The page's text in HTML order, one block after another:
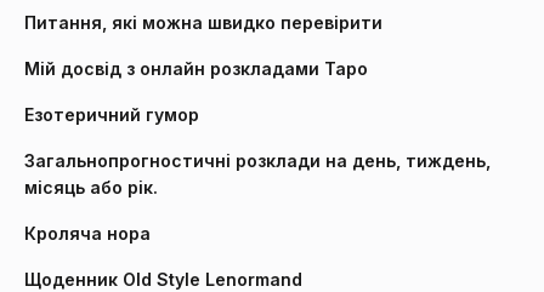
Питання, які можна швидко перевірити
Мій досвід з онлайн розкладами Таро
Езотеричний гумор
Загальнопрогностичні розклади на день, тиждень,
місяць або рік.
Кроляча нора
Щоденник Old Style Lenormand